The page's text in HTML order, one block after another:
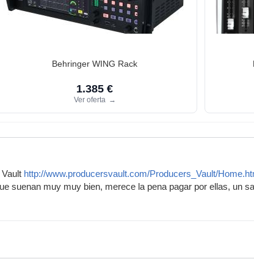
Behringer WING Rack
1.385 €
Ver oferta →
http://www.producersvault.com/Producers_Vault/
suenan muy muy bien, merece la pena pagar por ellas, un